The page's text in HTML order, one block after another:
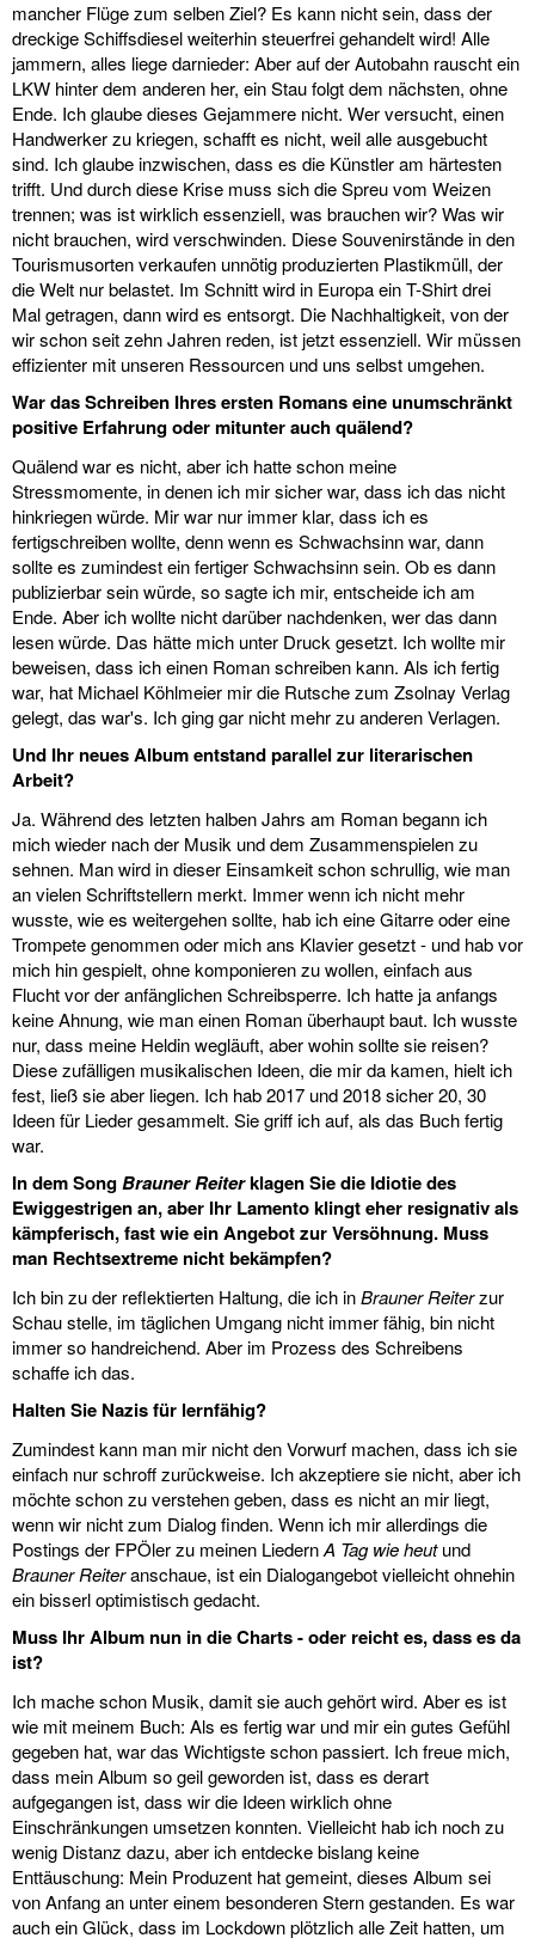
mancher Flüge zum selben Ziel? Es kann nicht sein, dass der
dreckige Schiffsdiesel weiterhin steuerfrei gehandelt wird! Alle
jammern, alles liege darnieder: Aber auf der Autobahn rauscht ein
LKW hinter dem anderen her, ein Stau folgt dem nächsten, ohne
Ende. Ich glaube dieses Gejammere nicht. Wer versucht, einen
Handwerker zu kriegen, schafft es nicht, weil alle ausgebucht
sind. Ich glaube inzwischen, dass es die Künstler am härtesten
trifft. Und durch diese Krise muss sich die Spreu vom Weizen
trennen; was ist wirklich essenziell, was brauchen wir? Was wir
nicht brauchen, wird verschwinden. Diese Souvenirstände in den
Tourismusorten verkaufen unnötig produzierten Plastikmüll, der
die Welt nur belastet. Im Schnitt wird in Europa ein T-Shirt drei
Mal getragen, dann wird es entsorgt. Die Nachhaltigkeit, von der
wir schon seit zehn Jahren reden, ist jetzt essenziell. Wir müssen
effizienter mit unseren Ressourcen und uns selbst umgehen.
War das Schreiben Ihres ersten Romans eine unumschränkt
positive Erfahrung oder mitunter auch quälend?
Quälend war es nicht, aber ich hatte schon meine
Stressmomente, in denen ich mir sicher war, dass ich das nicht
hinkriegen würde. Mir war nur immer klar, dass ich es
fertigschreiben wollte, denn wenn es Schwachsinn war, dann
sollte es zumindest ein fertiger Schwachsinn sein. Ob es dann
publizierbar sein würde, so sagte ich mir, entscheide ich am
Ende. Aber ich wollte nicht darüber nachdenken, wer das dann
lesen würde. Das hätte mich unter Druck gesetzt. Ich wollte mir
beweisen, dass ich einen Roman schreiben kann. Als ich fertig
war, hat Michael Köhlmeier mir die Rutsche zum Zsolnay Verlag
gelegt, das war's. Ich ging gar nicht mehr zu anderen Verlagen.
Und Ihr neues Album entstand parallel zur literarischen
Arbeit?
Ja. Während des letzten halben Jahrs am Roman begann ich
mich wieder nach der Musik und dem Zusammenspielen zu
sehnen. Man wird in dieser Einsamkeit schon schrullig, wie man
an vielen Schriftstellern merkt. Immer wenn ich nicht mehr
wusste, wie es weitergehen sollte, hab ich eine Gitarre oder eine
Trompete genommen oder mich ans Klavier gesetzt - und hab vor
mich hin gespielt, ohne komponieren zu wollen, einfach aus
Flucht vor der anfänglichen Schreibsperre. Ich hatte ja anfangs
keine Ahnung, wie man einen Roman überhaupt baut. Ich wusste
nur, dass meine Heldin wegläuft, aber wohin sollte sie reisen?
Diese zufälligen musikalischen Ideen, die mir da kamen, hielt ich
fest, ließ sie aber liegen. Ich hab 2017 und 2018 sicher 20, 30
Ideen für Lieder gesammelt. Sie griff ich auf, als das Buch fertig
war.
In dem SongBrauner Reiterklagen Sie die Idiotie des
Ewiggestrigen an, aber Ihr Lamento klingt eher resignativ als
kämpferisch, fast wie ein Angebot zur Versöhnung. Muss
man Rechtsextreme nicht bekämpfen?
Ich bin zu der reflektierten Haltung, die ich inBrauner Reiterzur
Schau stelle, im täglichen Umgang nicht immer fähig, bin nicht
immer so handreichend. Aber im Prozess des Schreibens
schaffe ich das.
Halten Sie Nazis für lernfähig?
Zumindest kann man mir nicht den Vorwurf machen, dass ich sie
einfach nur schroff zurückweise. Ich akzeptiere sie nicht, aber ich
möchte schon zu verstehen geben, dass es nicht an mir liegt,
wenn wir nicht zum Dialog finden. Wenn ich mir allerdings die
Postings der FPÖler zu meinen LiedernA Tag wie heutund
Brauner Reiteranschaue, ist ein Dialogangebot vielleicht ohnehin
ein bisserl optimistisch gedacht.
Muss Ihr Album nun in die Charts - oder reicht es, dass es da
ist?
Ich mache schon Musik, damit sie auch gehört wird. Aber es ist
wie mit meinem Buch: Als es fertig war und mir ein gutes Gefühl
gegeben hat, war das Wichtigste schon passiert. Ich freue mich,
dass mein Album so geil geworden ist, dass es derart
aufgegangen ist, dass wir die Ideen wirklich ohne
Einschränkungen umsetzen konnten. Vielleicht hab ich noch zu
wenig Distanz dazu, aber ich entdecke bislang keine
Enttäuschung: Mein Produzent hat gemeint, dieses Album sei
von Anfang an unter einem besonderen Stern gestanden. Es war
auch ein Glück, dass im Lockdown plötzlich alle Zeit hatten, um